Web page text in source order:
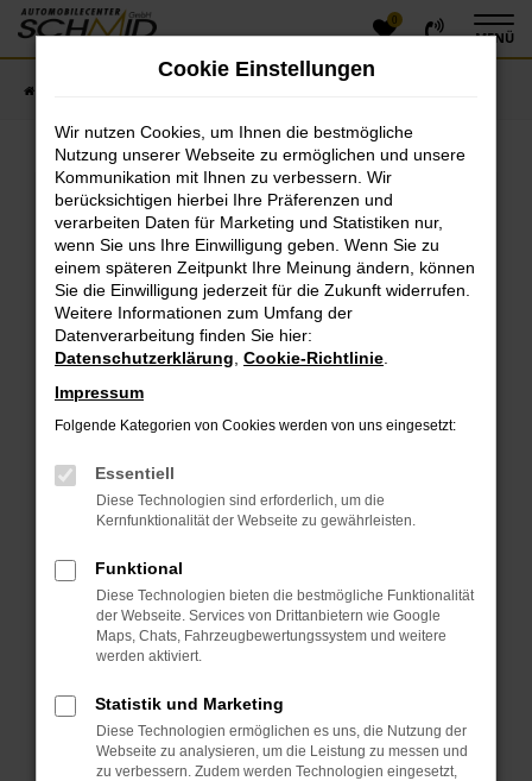
Zum
Hauptinhalt
0
MENÜ
Fehler: Network Error
Beim Laden ist ein Fehler aufgetreten.
Hier sind ein paar Tipps, die dir helfen können:
Überprüfe deine Firewall und deine
Internetverbindung.
Laden andere Webseiten, zum Beispiel deine
Suchmaschine?
Prüfe deine Browsererweiterungen.
das Laden bestimmter Seiten verhindern.
Funktioniert die Seite in einem anderen Browser
oder in einem privaten Fenster?
Das kann manchmal helfen, vorübergehende
Probleme zu beheben.
Stelle sicher, dass dein Browser und dein
Betriebssystem auf dem neuesten Stand sind.
Sicherheitsrisiko, sondern kann auch dazu führen,
dass bestimmte Funktionen nicht mehr
unterstützt werden.
Cookie Einstellungen
Wir nutzen Cookies, um Ihnen die bestmögliche
Nutzung unserer Webseite zu ermöglichen und unsere
Kommunikation mit Ihnen zu verbessern. Wir
berücksichtigen hierbei Ihre Präferenzen und
verarbeiten Daten für Marketing und Statistiken nur,
wenn Sie uns Ihre Einwilligung geben. Wenn Sie zu
einem späteren Zeitpunkt Ihre Meinung ändern, können
Sie die Einwilligung jederzeit für die Zukunft widerrufen.
Weitere Informationen zum Umfang der
Datenverarbeitung finden Sie hier:
Datenschutzerklärung Cookie-Richtlinie
Impressum
Folgende Kategorien von Cookies werden von uns eingesetzt:
Essentiell
Diese Technologien sind erforderlich, um die
Kernfunktionalität der Webseite zu gewährleisten.
Funktional
Diese Technologien bieten die bestmögliche Funktionalität
der Webseite. Services von Drittanbietern wie Google
Maps, Chats, Fahrzeugbewertungssystem und weitere
werden aktiviert.
Statistik und Marketing
Diese Technologien ermöglichen es uns, die Nutzung der
Webseite zu analysieren, um die Leistung zu messen und
zu verbessern. Zudem werden Technologien eingesetzt,